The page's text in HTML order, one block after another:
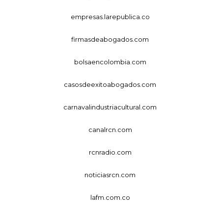
empresas.larepublica.co
firmasdeabogados.com
bolsaencolombia.com
casosdeexitoabogados.com
carnavalindustriacultural.com
canalrcn.com
rcnradio.com
noticiasrcn.com
lafm.com.co